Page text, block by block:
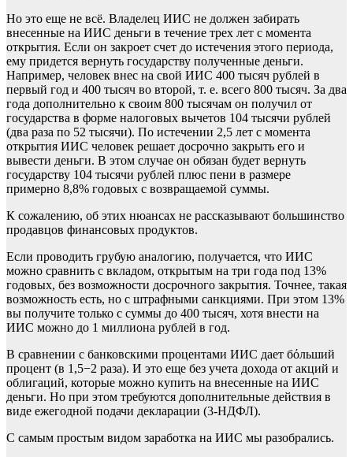
Но это еще не всё. Владелец ИИС не должен забирать
внесенные на ИИС деньги в течение трех лет с момента
открытия. Если он закроет счет до истечения этого периода,
ему придется вернуть государству полученные деньги.
Например, человек внес на свой ИИС 400 тысяч рублей в
первый год и 400 тысяч во второй, т. е. всего 800 тысяч. За два
года дополнительно к своим 800 тысячам он получил от
государства в форме налоговых вычетов 104 тысячи рублей
(два раза по 52 тысячи). По истечении 2,5 лет с момента
открытия ИИС человек решает досрочно закрыть его и
вывести деньги. В этом случае он обязан будет вернуть
государству 104 тысячи рублей плюс пени в размере
примерно 8,8% годовых с возвращаемой суммы.
К сожалению, об этих нюансах не рассказывают большинство
продавцов финансовых продуктов.
Если проводить грубую аналогию, получается, что ИИС
можно сравнить с вкладом, открытым на три года под 13%
годовых, без возможности досрочного закрытия. Точнее, такая
возможность есть, но с штрафными санкциями. При этом 13%
вы получите только с суммы до 400 тысяч, хотя внести на
ИИС можно до 1 миллиона рублей в год.
В сравнении с банковскими процентами ИИС дает бόльший
процент (в 1,5−2 раза). И это еще без учета дохода от акций и
облигаций, которые можно купить на внесенные на ИИС
деньги. Но при этом требуются дополнительные действия в
виде ежегодной подачи декларации (3-НДФЛ).
С самым простым видом заработка на ИИС мы разобрались.